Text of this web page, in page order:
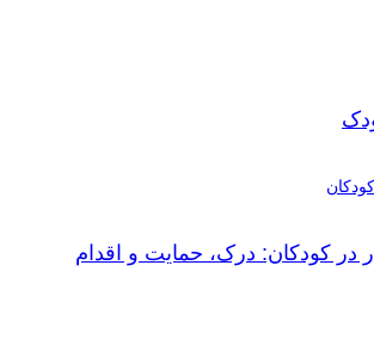
در کودکان: درک، حمایت و اقدام